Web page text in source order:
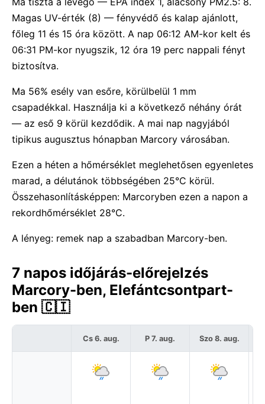
Magas UV-érték (8) — fényvédő és kalap ajánlott,
főleg 11 és 15 óra között. A nap 06:12 AM-kor kelt és
06:31 PM-kor nyugszik, 12 óra 19 perc nappali fényt
biztosítva.
Ma 56% esély van esőre, körülbelül 1 mm
csapadékkal. Használja ki a következő néhány órát
— az eső 9 körül kezdődik. A mai nap nagyjából
tipikus augusztus hónapban Marcory városában.
Ezen a héten a hőmérséklet meglehetősen egyenletes
marad, a délutánok többségében 25°C körül.
Összehasonlításképpen: Marcoryben ezen a napon a
rekordhőmérséklet 28°C.
A lényeg: remek nap a szabadban Marcory-ben.
7 napos időjárás-előrejelzés
Marcory-ben, Elefántcsontpart-
ben 🇨🇮
Cs 6. aug. P 7. aug. Szo 8. aug.